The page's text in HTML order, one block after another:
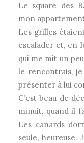
Le square des
mon
Les grilles
escalader et, en
qui me mit un
le rencontrais,
présenter à lui
C’est beau de
minuit, quand il
Les canards
seule, heureuse.